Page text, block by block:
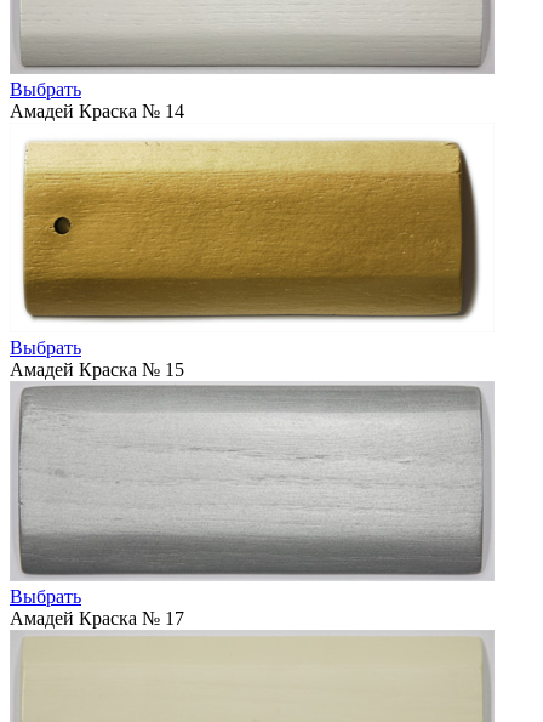
Выбрать
Амадей Краска № 14
Выбрать
Амадей Краска № 15
Выбрать
Амадей Краска № 17